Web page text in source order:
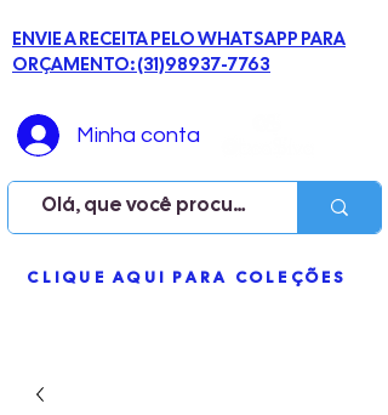
CLIQUE AQUI PARA COLEÇÕES
ME
NU
ENVIE A RECEITA PELO WHATSAPP PARA
ORÇAMENTO: (31)98937-7763
Minha conta